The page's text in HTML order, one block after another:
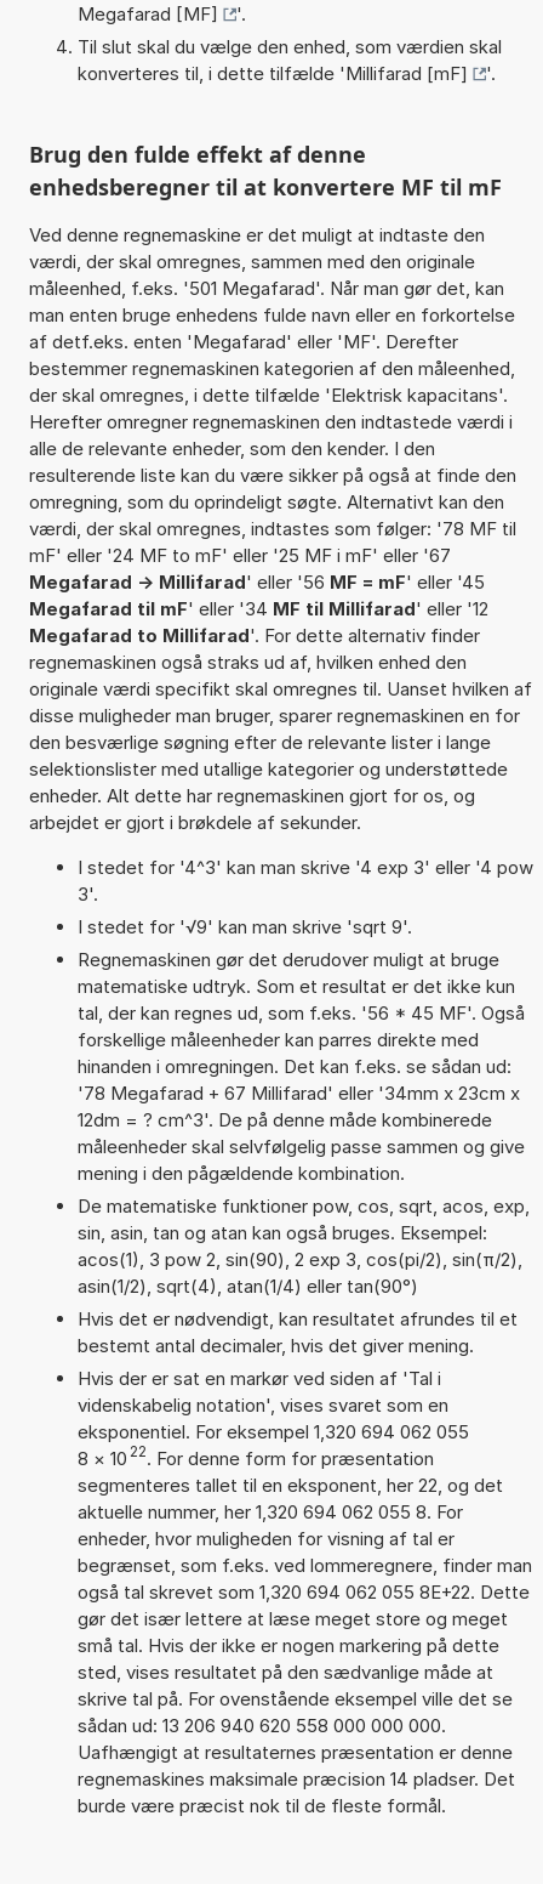
Megafarad [MF]
'.
Til slut skal du vælge den enhed, som værdien skal
konverteres til, i dette tilfælde 'Millifarad [mF] '.
Brug den fulde effekt af denne
enhedsberegner til at konvertere MF til mF
Ved denne regnemaskine er det muligt at indtaste den
værdi, der skal omregnes, sammen med den originale
måleenhed, f.eks. '501 Megafarad'. Når man gør det, kan
man enten bruge enhedens fulde navn eller en forkortelse
af detf.eks. enten 'Megafarad' eller 'MF'. Derefter
bestemmer regnemaskinen kategorien af den måleenhed,
der skal omregnes, i dette tilfælde 'Elektrisk kapacitans'.
Herefter omregner regnemaskinen den indtastede værdi i
alle de relevante enheder, som den kender. I den
resulterende liste kan du være sikker på også at finde den
omregning, som du oprindeligt søgte. Alternativt kan den
værdi, der skal omregnes, indtastes som følger: '78 MF til
mF' eller '24 MF to mF' eller '25 MF i mF' eller '67
Megafarad -> Millifarad' eller '56 MF = mF' eller '45
Megafarad til mF' eller '34 MF til Millifarad' eller '12
Megafarad to Millifarad'. For dette alternativ finder
regnemaskinen også straks ud af, hvilken enhed den
originale værdi specifikt skal omregnes til. Uanset hvilken af
disse muligheder man bruger, sparer regnemaskinen en for
den besværlige søgning efter de relevante lister i lange
selektionslister med utallige kategorier og understøttede
enheder. Alt dette har regnemaskinen gjort for os, og
arbejdet er gjort i brøkdele af sekunder.
I stedet for '4^3' kan man skrive '4 exp 3' eller '4 pow
3'.
I stedet for '√9' kan man skrive 'sqrt 9'.
Regnemaskinen gør det derudover muligt at bruge
matematiske udtryk. Som et resultat er det ikke kun
tal, der kan regnes ud, som f.eks. '56 * 45 MF'. Også
forskellige måleenheder kan parres direkte med
hinanden i omregningen. Det kan f.eks. se sådan ud:
'78 Megafarad + 67 Millifarad' eller '34mm x 23cm x
12dm = ? cm^3'. De på denne måde kombinerede
måleenheder skal selvfølgelig passe sammen og give
mening i den pågældende kombination.
De matematiske funktioner pow, cos, sqrt, acos, exp,
sin, asin, tan og atan kan også bruges. Eksempel:
acos(1), 3 pow 2, sin(90), 2 exp 3, cos(pi/2), sin(π/2),
asin(1/2), sqrt(4), atan(1/4) eller tan(90°)
Hvis det er nødvendigt, kan resultatet afrundes til et
bestemt antal decimaler, hvis det giver mening.
Hvis der er sat en markør ved siden af 'Tal i
videnskabelig notation', vises svaret som en
eksponentiel. For eksempel 1,320 694 062 055
8 × 10 22. For denne form for præsentation
segmenteres tallet til en eksponent, her 22, og det
aktuelle nummer, her 1,320 694 062 055 8. For
enheder, hvor muligheden for visning af tal er
begrænset, som f.eks. ved lommeregnere, finder man
også tal skrevet som 1,320 694 062 055 8E+22. Dette
gør det især lettere at læse meget store og meget
små tal. Hvis der ikke er nogen markering på dette
sted, vises resultatet på den sædvanlige måde at
skrive tal på. For ovenstående eksempel ville det se
sådan ud: 13 206 940 620 558 000 000 000.
Uafhængigt at resultaternes præsentation er denne
regnemaskines maksimale præcision 14 pladser. Det
burde være præcist nok til de fleste formål.